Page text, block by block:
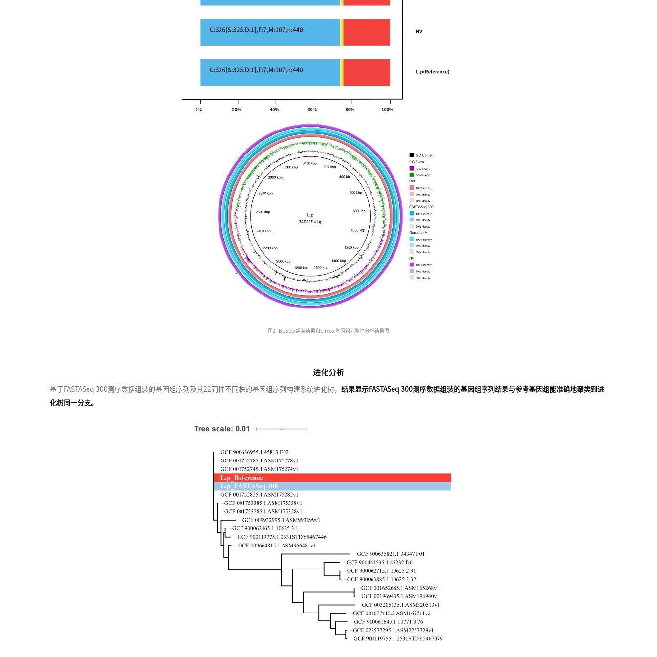
图2. BUSCO 组装结果和Circos 基因组完整性分析结果图
进化分析
基于FASTASeq 300测序数据组装的基因组序列及其22同种不同株的基因组序列构建系统进化树， 结果显示FASTASeq 300测序数据组装的基因组序列结果与参考基因组能准确地聚类到进
化树同一分支。